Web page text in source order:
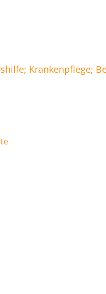
Krankenpflege;